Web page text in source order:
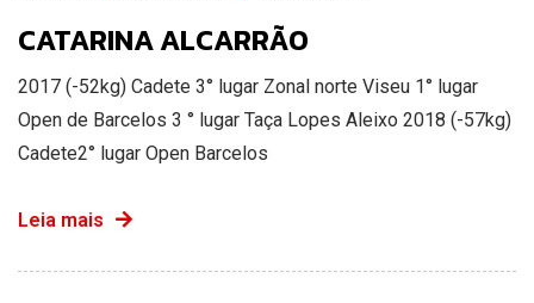
CATARINA ALCARRÃO
2017 (-52kg) Cadete 3° lugar Zonal norte Viseu 1° lugar
Open de Barcelos 3 ° lugar Taça Lopes Aleixo 2018 (-57kg)
Cadete2° lugar Open Barcelos
Leia mais